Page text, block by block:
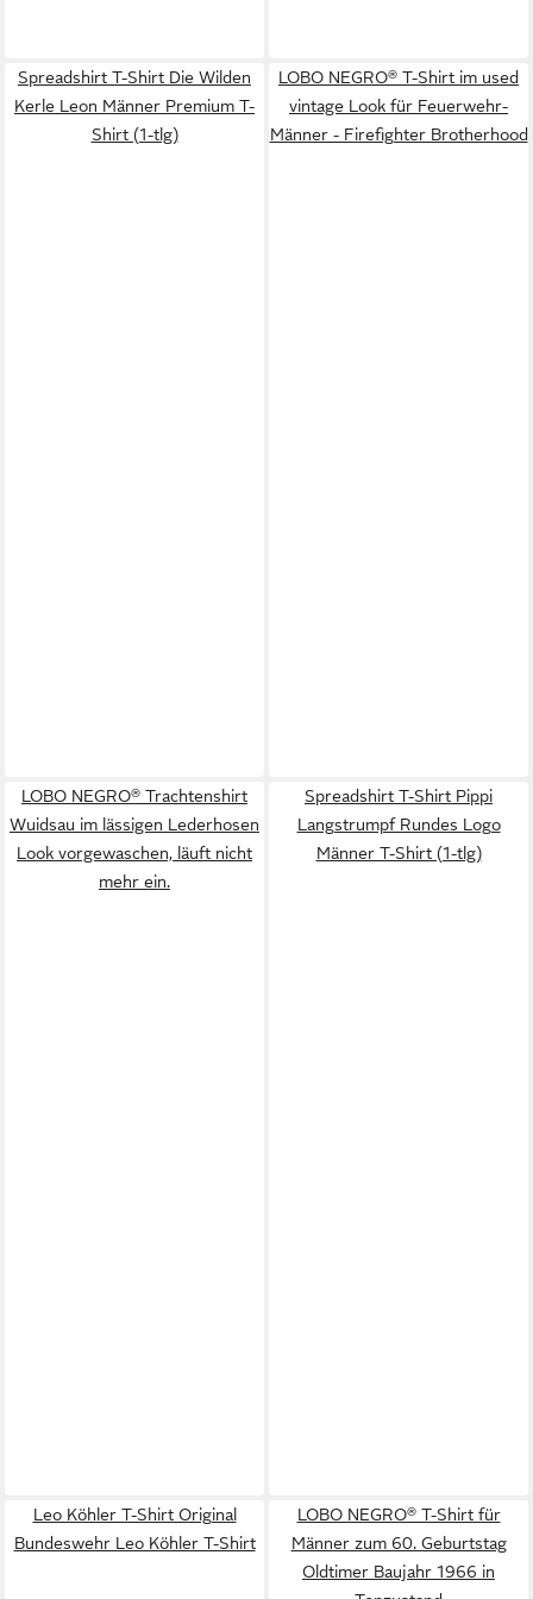
Spreadshirt T-Shirt Die Wilden
Kerle Leon Männer Premium T-
Shirt (1-tlg)
LOBO NEGRO® T-Shirt im used
vintage Look für Feuerwehr-
Männer - Firefighter Brotherhood
LOBO NEGRO® Trachtenshirt
Wuidsau im lässigen Lederhosen
Look vorgewaschen, läuft nicht
mehr ein.
Spreadshirt T-Shirt Pippi
Langstrumpf Rundes Logo
Männer T-Shirt (1-tlg)
Leo Köhler T-Shirt Original
Bundeswehr Leo Köhler T-Shirt
LOBO NEGRO® T-Shirt für
Männer zum 60. Geburtstag
Oldtimer Baujahr 1966 in